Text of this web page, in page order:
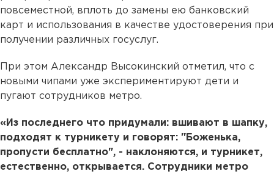
повсеместной, вплоть до замены ею банковский
карт и использования в качестве удостоверения при
получении различных госуслуг.
При этом Александр Высокинский отметил, что с
новыми чипами уже экспериментируют дети и
пугают сотрудников метро.
«Из последнего что придумали: вшивают в шапку,
подходят к турникету и говорят: "Боженька,
пропусти бесплатно", - наклоняются, и турникет,
естественно, открывается. Сотрудники метро